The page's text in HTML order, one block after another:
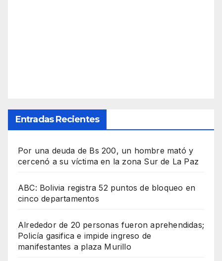
Entradas Recientes
Por una deuda de Bs 200, un hombre mató y
cercenó a su víctima en la zona Sur de La Paz
ABC: Bolivia registra 52 puntos de bloqueo en
cinco departamentos
Alrededor de 20 personas fueron aprehendidas;
Policía gasifica e impide ingreso de
manifestantes a plaza Murillo